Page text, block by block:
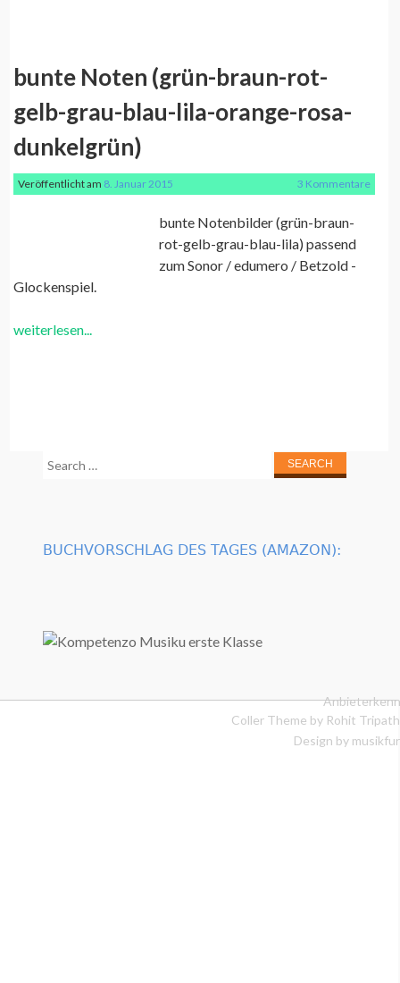
bunte Noten (grün-braun-rot-
gelb-grau-blau-lila-orange-rosa-
dunkelgrün)
Veröffentlicht am 8. Januar 2015 3 Kommentare
bunte Notenbilder (grün-braun-
rot-gelb-grau-blau-lila) passend
zum Sonor / edumero / Betzold -
Glockenspiel.
weiterlesen...
Search
BUCHVORSCHLAG DES TAGES (AMAZON):
Coller Theme by Rohit
Design by